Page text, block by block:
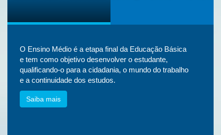
O Ensino Médio é a etapa final da Educação Básica
e tem como objetivo desenvolver o estudante,
qualificando-o para a cidadania, o mundo do trabalho
e a continuidade dos estudos.
Saiba mais